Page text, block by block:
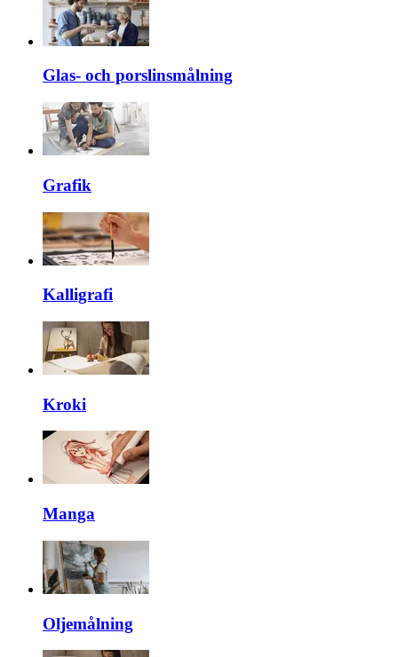
Glas- och porslinsmålning
Grafik
Kalligrafi
Kroki
Manga
Oljemålning